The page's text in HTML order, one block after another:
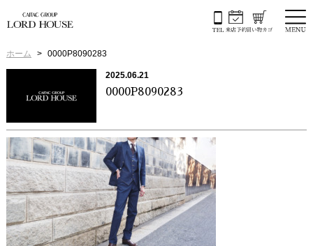
ホーム 0000P8090283
2025.06.21
0000P8090283